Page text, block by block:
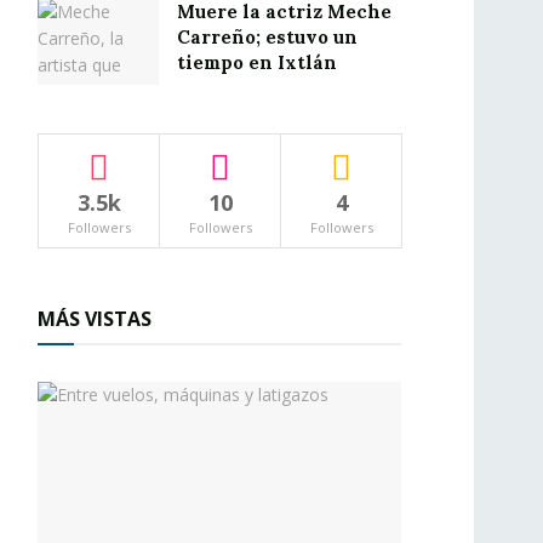
Muere la actriz Meche
Carreño; estuvo un
tiempo en Ixtlán
3.5k
Followers
10
Followers
4
Followers
MÁS VISTAS